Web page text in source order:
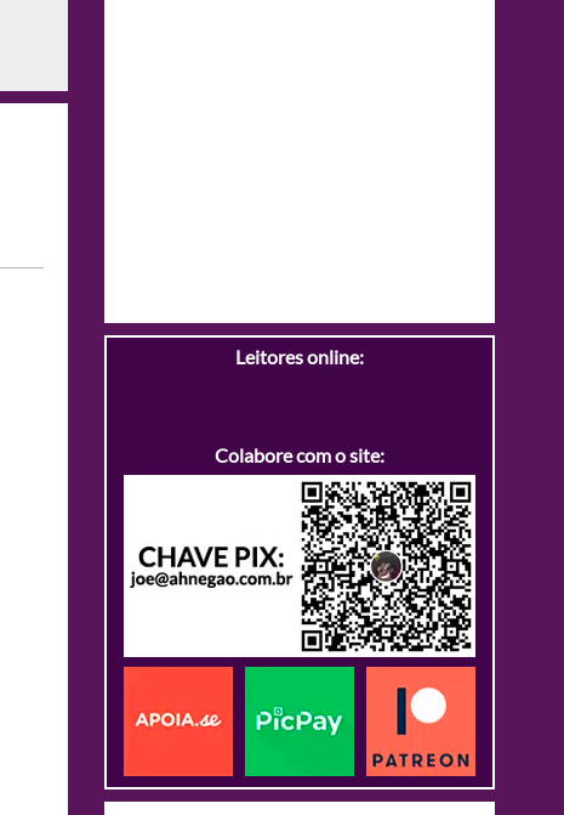
Leitores online:
Colabore com o site: